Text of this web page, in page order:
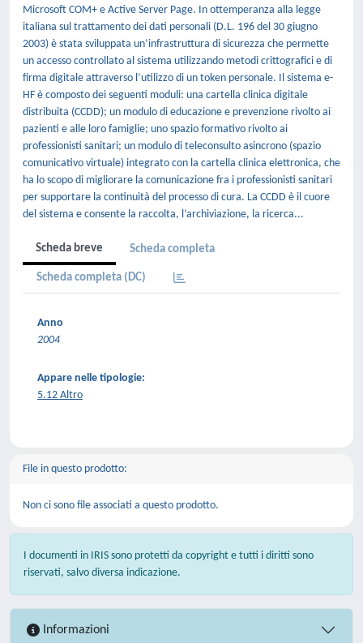
Microsoft COM+ e Active Server Page. In ottemperanza alla legge
italiana sul trattamento dei dati personali (D.L. 196 del 30 giugno
2003) è stata sviluppata un’infrastruttura di sicurezza che permette
un accesso controllato al sistema utilizzando metodi crittografici e di
firma digitale attraverso l’utilizzo di un token personale. Il sistema e-
HF è composto dei seguenti moduli: una cartella clinica digitale
distribuita (CCDD); un modulo di educazione e prevenzione rivolto ai
pazienti e alle loro famiglie; uno spazio formativo rivolto ai
professionisti sanitari; un modulo di teleconsulto asincrono (spazio
comunicativo virtuale) integrato con la cartella clinica elettronica, che
ha lo scopo di migliorare la comunicazione fra i professionisti sanitari
per supportare la continuità del processo di cura. La CCDD è il cuore
del sistema e consente la raccolta, l’archiviazione, la ricerca...
Scheda breve Scheda completa
Scheda completa (DC)
Anno
2004
Appare nelle tipologie:
5.12 Altro
File in questo prodotto:
Non ci sono file associati a questo prodotto.
I documenti in IRIS sono protetti da copyright e tutti i diritti sono
riservati, salvo diversa indicazione.
Informazioni